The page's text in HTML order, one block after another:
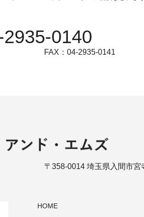
0140
FAX：04-2935-0141
〒358-0014 埼玉県入間市宮
HOME